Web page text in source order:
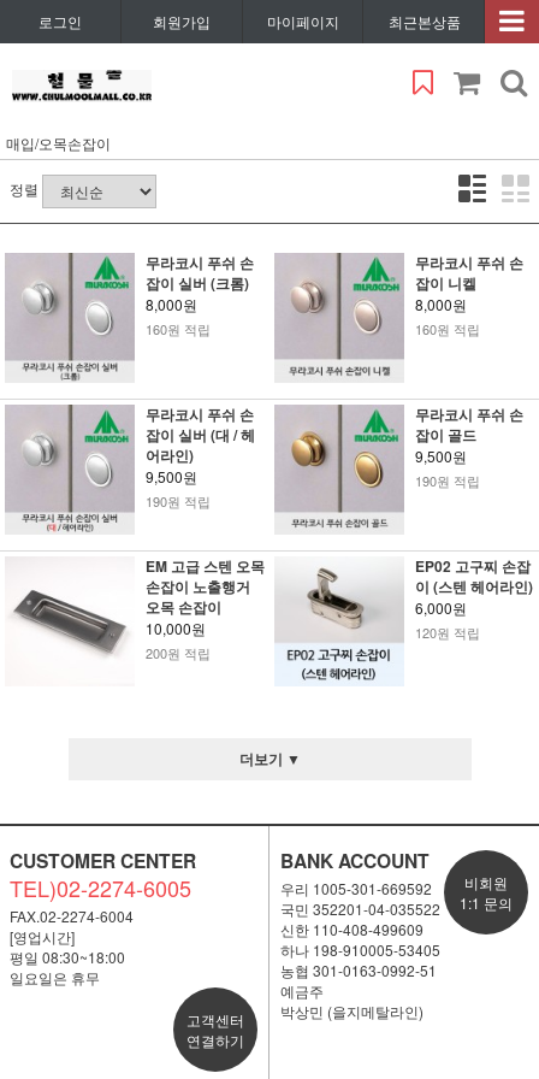
로그인 회원가입 마이페이지 최근본상품
매입/오목손잡이
정렬
무라코시 푸쉬 손
잡이 실버 (크롬)
8,000원
160원 적립
무라코시 푸쉬 손
잡이 니켈
8,000원
160원 적립
무라코시 푸쉬 손
잡이 실버 (대 / 헤
어라인)
9,500원
190원 적립
무라코시 푸쉬 손
잡이 골드
9,500원
190원 적립
EM 고급 스텐 오목
손잡이 노출행거
오목 손잡이
10,000원
200원 적립
EP02 고구찌 손잡
이 (스텐 헤어라인)
6,000원
120원 적립
더보기 ▼
CUSTOMER CENTER
TEL)02-2274-6005
FAX.02-2274-6004
[영업시간]
평일 08:30~18:00
일요일은 휴무
고객센터
연결하기
BANK ACCOUNT
우리 1005-301-669592
국민 352201-04-035522
신한 110-408-499609
하나 198-910005-53405
농협 301-0163-0992-51
예금주
박상민 (을지메탈라인)
비회원
1:1 문의